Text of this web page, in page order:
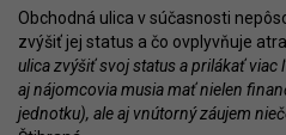
Obchodná ulica v súčasnosti
zvýšiť jej status a čo ovplyvňuje
ulica zvýšiť svoj status a prilákať
aj nájomcovia musia mať nielen
jednotku), ale aj vnútorný záujem